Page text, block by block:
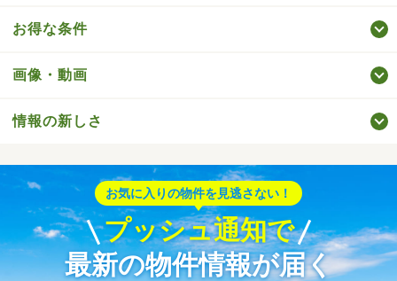
お得な条件
画像・動画
情報の新しさ
お気に入りの物件を見逃さない！
プッシュ通知で
最新の物件情報が届く